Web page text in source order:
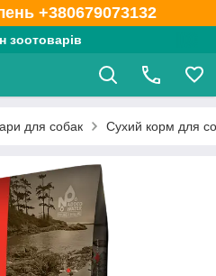
+380679073132
зоотоварів
для собак Сухий корм для